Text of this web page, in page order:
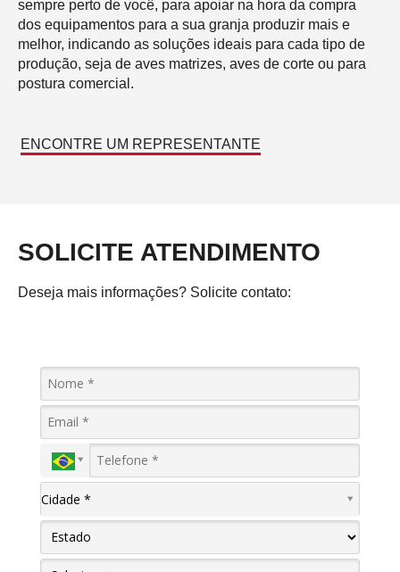
sempre perto de você, para apoiar na hora da compra
dos equipamentos para a sua granja produzir mais e
melhor, indicando as soluções ideais para cada tipo de
produção, seja de aves matrizes, aves de corte ou para
postura comercial.
ENCONTRE UM REPRESENTANTE​
SOLICITE ATENDIMENTO
Deseja mais informações? Solicite contato:
Cidade *
C
i
d
d